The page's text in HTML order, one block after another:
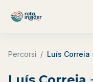
Percorsi / Luís Correia